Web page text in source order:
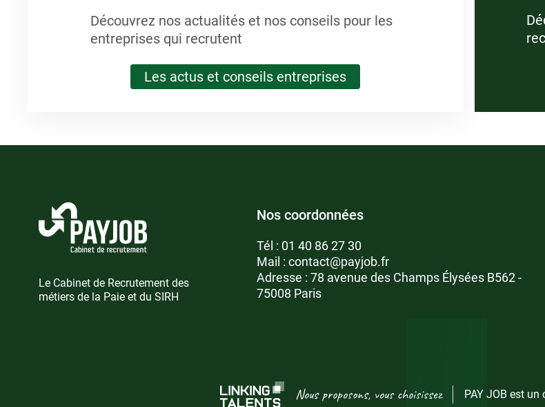
Découvrez nos actualités et nos conseils pour les
entreprises qui recrutent
Les actus et conseils entreprises
Le Cabinet de Recrutement des
métiers de la Paie et du SIRH
Nos coordonnées
Tél : 01 40 86 27 30
Mail : contact@payjob.fr
Adresse : 78 avenue des Champs Élysées B562 -
75008 Paris
Nous proposons, vous choisissez PAY JOB est